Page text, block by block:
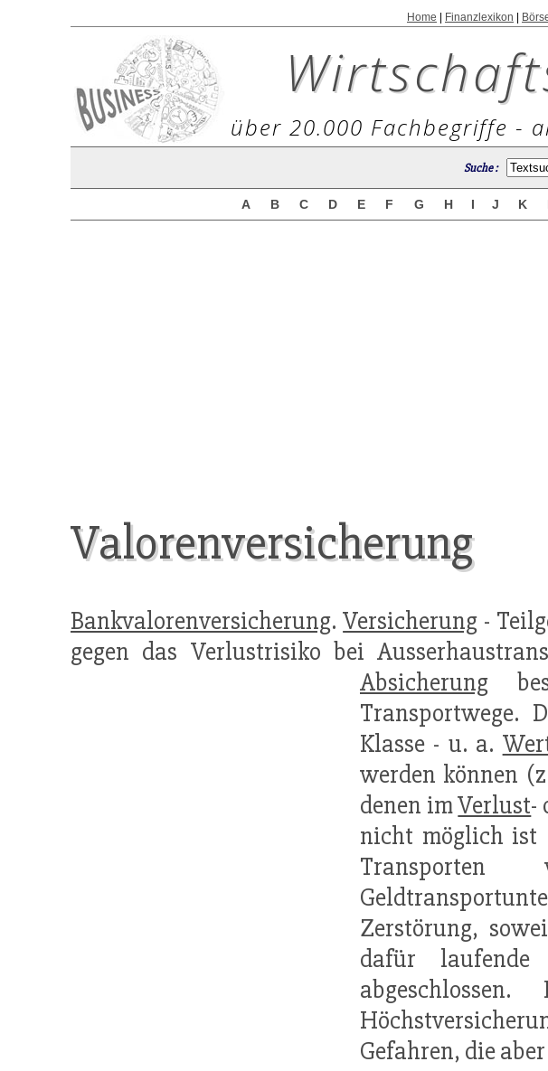
Home Finanzlexikon
über 20.000 Fachbegriffe -
Suche :
A B C D E F G H I J K
Valorenversicherung
Bankvalorenversicherung.Versicherung -
gegen das Verlustrisiko bei
Absicherung
Transportwege.
Klasse - u. a.
werden können
denen imVerlust-
nicht möglich ist
Zerstörung,
dafür
Gefahren, die